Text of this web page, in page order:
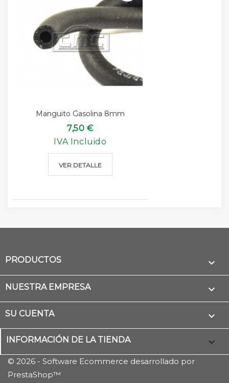
Manguito Gasolina 8mm
7,50 €
IVA Incluido
VER DETALLE
PRODUCTOS 
NUESTRA EMPRESA 
SU CUENTA 
INFORMACIÓN DE LA TIENDA keyboard_arrow_down
© 2026 - Software Ecommerce desarrollado por
PrestaShop™